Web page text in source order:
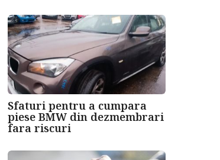
Sfaturi pentru a cumpara
piese BMW din dezmembrari
fara riscuri